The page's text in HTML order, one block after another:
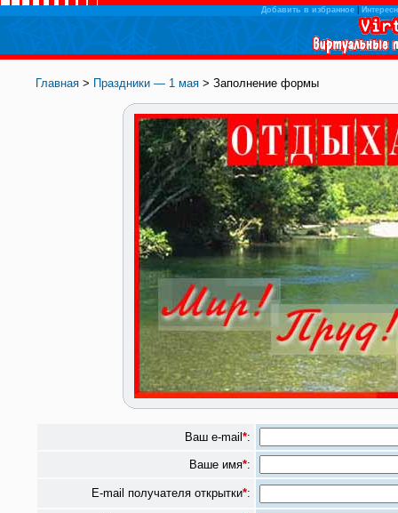
Добавить в избранное|
Главная > Праздники — 1 мая > Заполнение формы
Ваш e-mail *:
Ваше имя*:
E-mail получателя открытки*: